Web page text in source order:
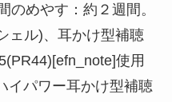
のめやす：約２週間。
ェル)、耳かけ型補聴
使用
イパワー耳かけ型補聴